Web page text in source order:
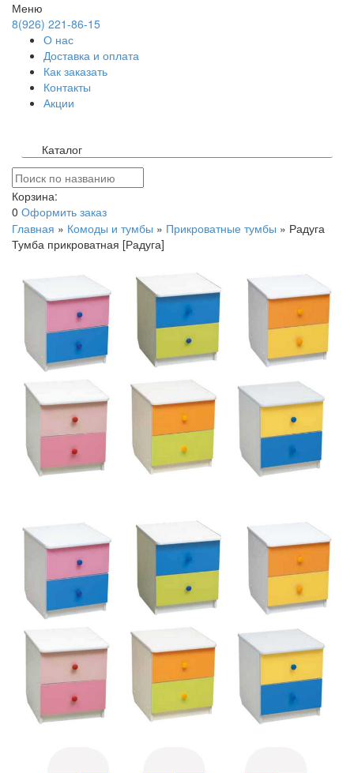
Меню
8(926) 221-86-15
О нас
Доставка и оплата
Как заказать
Контакты
Акции
Каталог
Корзина:
0 Оформить заказ
Главная » Комоды и тумбы » Прикроватные тумбы » Радуга
Тумба прикроватная [Радуга]